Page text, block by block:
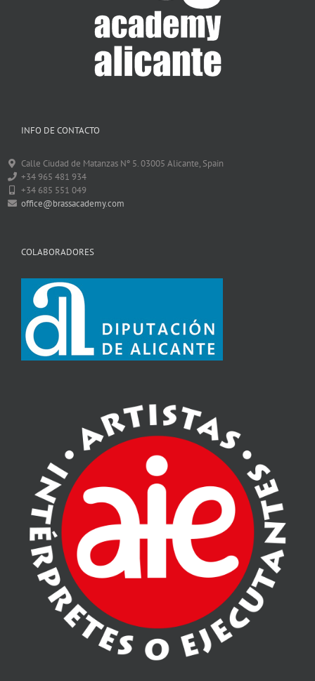
INFO DE CONTACTO
Calle Ciudad de Matanzas Nº 5. 03005 Alicante, Spain
+34 965 481 934
+34 685 551 049
office@brassacademy.com
COLABORADORES